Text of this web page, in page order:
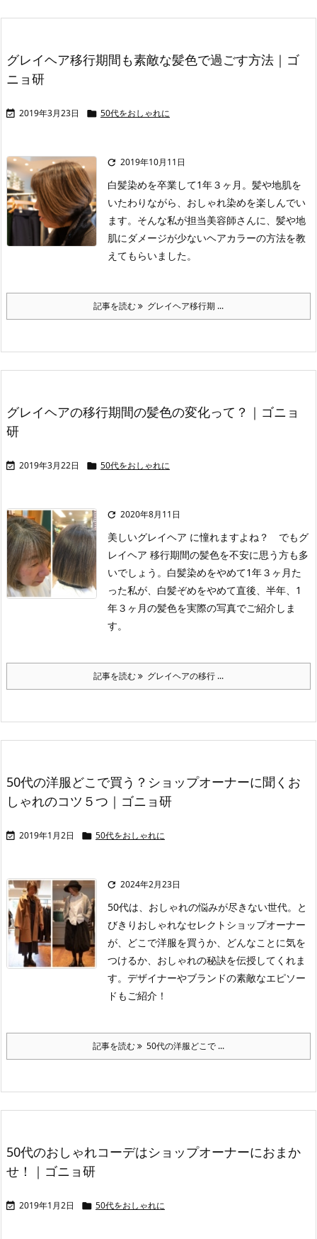
グレイヘア移行期間も素敵な髪色で過ごす方法｜ゴ
ニョ研
 2019年3月23日  50代をおしゃれに
 2019年10月11日
白髪染めを卒業して1年３ヶ月。髪や地肌を
いたわりながら、おしゃれ染めを楽しんでい
ます。そんな私が担当美容師さんに、髪や地
肌にダメージが少ないヘアカラーの方法を教
えてもらいました。
記事を読む グレイヘア移行期 ...
グレイヘアの移行期間の髪色の変化って？｜ゴニョ
研
 2019年3月22日  50代をおしゃれに
 2020年8月11日
美しいグレイヘア に憧れますよね？ でもグ
レイヘア 移行期間の髪色を不安に思う方も多
いでしょう。白髪染めをやめて1年３ヶ月た
った私が、白髪ぞめをやめて直後、半年、1
年３ヶ月の髪色を実際の写真でご紹介しま
す。
記事を読む グレイヘアの移行 ...
50代の洋服どこで買う？ショップオーナーに聞くお
しゃれのコツ５つ｜ゴニョ研
 2019年1月2日  50代をおしゃれに
 2024年2月23日
50代は、おしゃれの悩みが尽きない世代。と
びきりおしゃれなセレクトショップオーナー
が、どこで洋服を買うか、どんなことに気を
つけるか、おしゃれの秘訣を伝授してくれま
す。デザイナーやブランドの素敵なエピソー
ドもご紹介！
記事を読む 50代の洋服どこで ...
50代のおしゃれコーデはショップオーナーにおまか
せ！｜ゴニョ研
 2019年1月2日  50代をおしゃれに